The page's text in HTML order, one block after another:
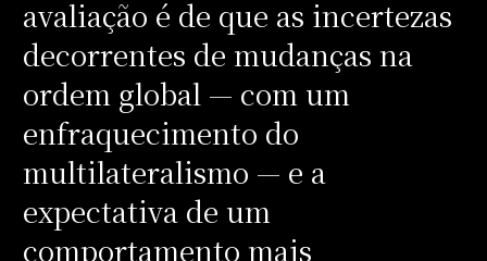
avaliação é de que as incertezas
decorrentes de mudanças na
ordem global — com um
enfraquecimento do
multilateralismo — e a
expectativa de um
comportamento mais